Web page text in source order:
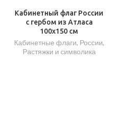
Кабинетный флаг России
с гербом из Атласа
100х150 см
Кабинетные флаги, России,
Растяжки и символика